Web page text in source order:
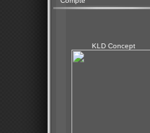
KLD Concept